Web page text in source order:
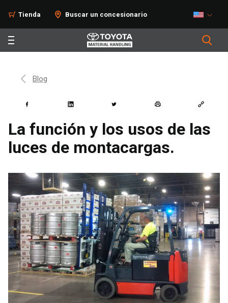
Tienda Buscar un concesionario
Blog
La función y los usos de las
luces de montacargas.